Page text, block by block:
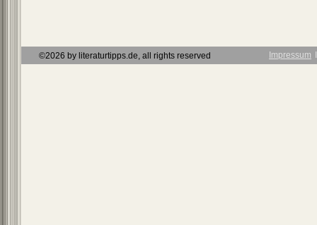
©2026 by literaturtipps.de, all rights reserved Impressum